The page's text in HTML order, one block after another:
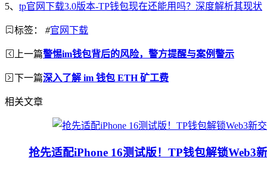
5、 tp官网下载3.0版本-TP钱包现在还能用吗？深度解析其现状
标签： #官网下载
上一篇警惕im钱包背后的风险，警方提醒与案例警示
下一篇深入了解 im 钱包 ETH 矿工费
相关文章
抢先适配iPhone 16测试版！TP钱包解锁Web3